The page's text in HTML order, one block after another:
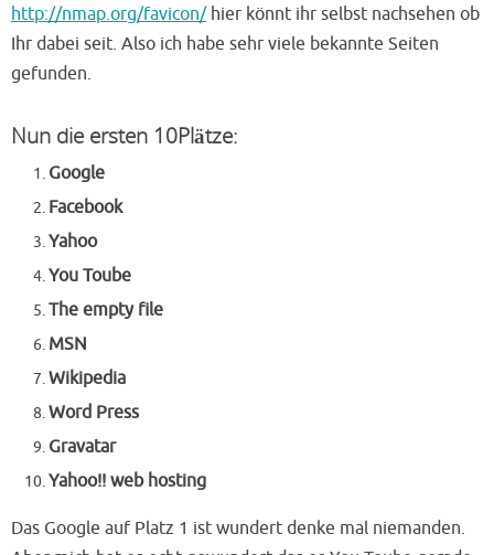
http://nmap.org/favicon/hier könnt ihr selbst nachsehen ob
Ihr dabei seit. Also ich habe sehr viele bekannte Seiten
gefunden.
Nun die ersten 10Plätze:
Google
Facebook
Yahoo
You Toube
The empty file
MSN
Wikipedia
Word Press
Gravatar
Yahoo!! web hosting
Das Google auf Platz 1 ist wundert denke mal niemanden.